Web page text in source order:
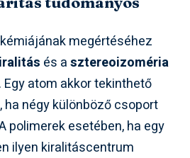
megértéséhez
és asztereoizoméria
atom akkor tekinthető
négy különböző csoport
polimerek esetében, ha egy
ilyen kiralitáscentrum